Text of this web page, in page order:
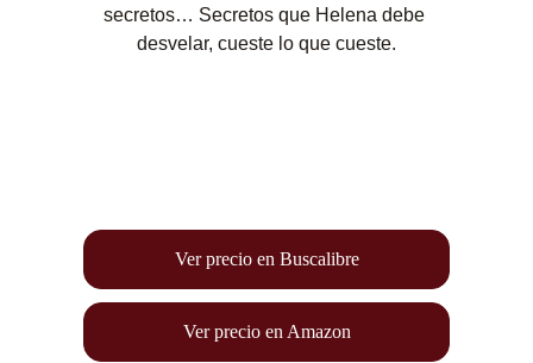
secretos… Secretos que Helena debe
desvelar, cueste lo que cueste.
Ver precio en Buscalibre
Ver precio en Amazon